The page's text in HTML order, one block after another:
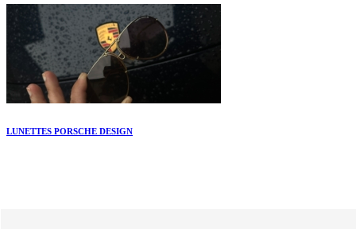
LUNETTES PORSCHE DESIGN